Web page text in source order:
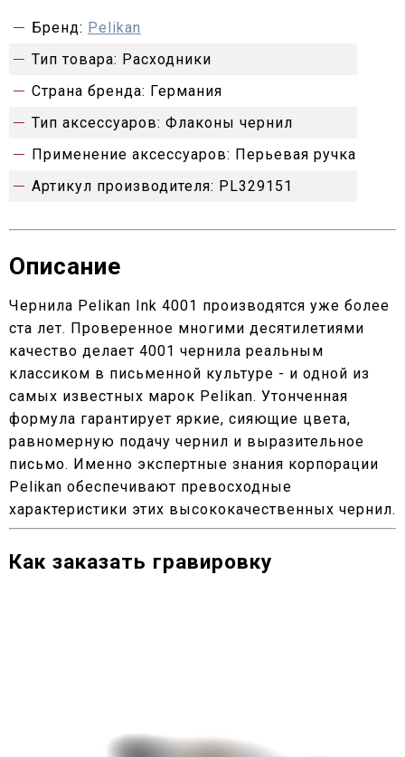
Бренд: Pelikan
Тип товара: Расходники
Страна бренда: Германия
Тип аксессуаров: Флаконы чернил
Применение аксессуаров: Перьевая ручка
Артикул производителя: PL329151
Описание
Чернила Pelikan Ink 4001 производятся уже более
ста лет. Проверенное многими десятилетиями
качество делает 4001 чернила реальным
классиком в письменной культуре - и одной из
самых известных марок Pelikan. Утонченная
формула гарантирует яркие, сияющие цвета,
равномерную подачу чернил и выразительное
письмо. Именно экспертные знания корпорации
Pelikan обеспечивают превосходные
характеристики этих высококачественных чернил.
Как заказать гравировку